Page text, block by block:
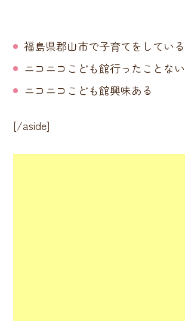
福島県郡山市で子育てをしている
ニコニコこども館行ったことない
ニコニコこども館興味ある
[/aside]